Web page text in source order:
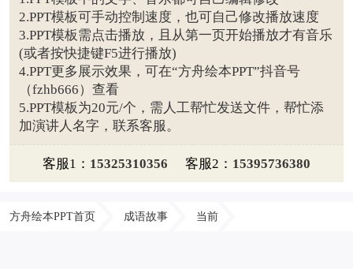
2.PPT模板可手动控制速度，也可自己修改播放速度
3.PPT模板需点击播放，且从第一页开始播放才有音乐
(或者按快捷键F5进行播放)
4.PPT更多展示效果，可在“方舟绘本PPT”抖音号
（fzhb666）查看
5.PPT模板为20元/个，需人工帮忙发送文件，帮忙添
加演讲人名字，联系客服。
客服1： 15325310356 客服2： 15395736380
方舟绘本PPT首页 成语故事 当前